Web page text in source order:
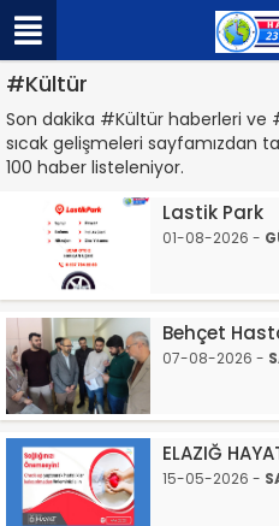
#Kültür
Son dakika #Kültür haberleri ve
sıcak gelişmeleri sayfamızdan
100 haber listeleniyor.
Lastik Park
01-08-2026 -
Behçet
07-08-2026 -
ELAZIĞ
15-05-2026 -